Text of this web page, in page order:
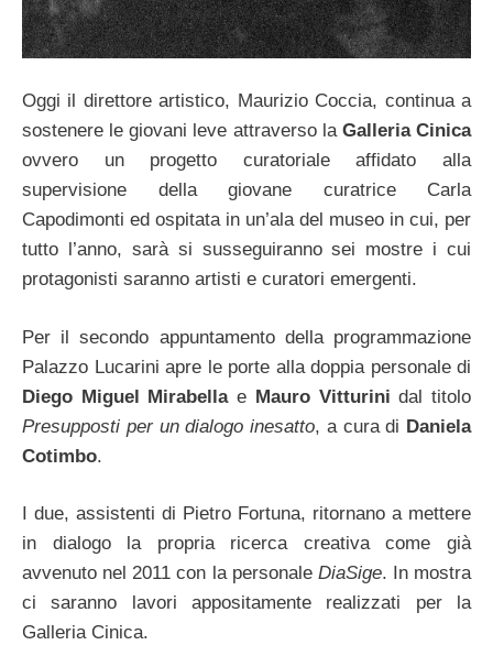
Oggi il direttore artistico, Maurizio Coccia, continua a
sostenere le giovani leve attraverso la Galleria Cinica
ovvero un progetto curatoriale affidato alla
supervisione della giovane curatrice Carla
Capodimonti ed ospitata in un’ala del museo in cui, per
tutto l’anno, sarà si susseguiranno sei mostre i cui
protagonisti saranno artisti e curatori emergenti.
Per il secondo appuntamento della programmazione
Palazzo Lucarini apre le porte alla doppia personale di
Diego Miguel Mirabellae Mauro Vitturini dal titolo
Presupposti per un dialogo inesatto, a cura di Daniela
Cotimbo.
I due, assistenti di Pietro Fortuna, ritornano a mettere
in dialogo la propria ricerca creativa come già
avvenuto nel 2011 con la personale DiaSige. In mostra
ci saranno lavori appositamente realizzati per la
Galleria Cinica.